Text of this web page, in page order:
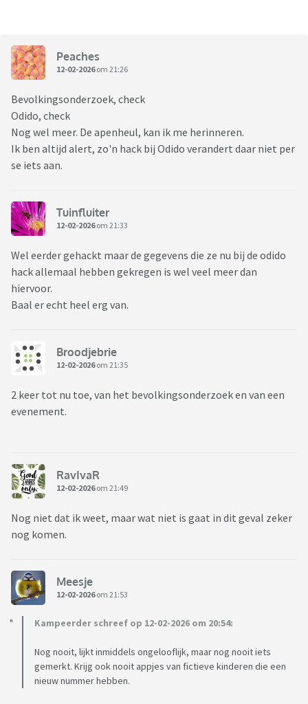
Peaches
12-02-2026om 21:26
Bevolkingsonderzoek, check
Odido, check
Nog wel meer. De apenheul, kan ik me herinneren.
Ik ben altijd alert, zo'n hack bij Odido verandert daar niet per
se iets aan.
Tuinfluiter
12-02-2026om 21:33
Wel eerder gehackt maar de gegevens die ze nu bij de odido
hack allemaal hebben gekregen is wel veel meer dan
hiervoor.
Baal er echt heel erg van.
Broodjebrie
12-02-2026om 21:35
2 keer tot nu toe, van het bevolkingsonderzoek en van een
evenement.
RavIvaR
12-02-2026om 21:49
Nog niet dat ik weet, maar wat niet is gaat in dit geval zeker
nog komen.
Meesje
12-02-2026om 21:53
Kampeerder schreef op 12-02-2026 om 20:54:
Nog nooit, lijkt inmiddels ongelooflijk, maar nog nooit iets
gemerkt. Krijg ook nooit appjes van fictieve kinderen die een
nieuw nummer hebben.